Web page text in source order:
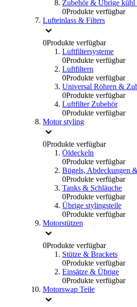
Zubehör & Übrige kühl
0Produkte verfügbar
Lufteinlass & Filters
0Produkte verfügbar
Luftfiltersysteme
0Produkte verfügbar
Luftfiltern
0Produkte verfügbar
Universal Röhren &
0Produkte verfügbar
Luftfilter Zubehör
0Produkte verfügbar
Motor styling
0Produkte verfügbar
Öldeckeln
0Produkte verfügbar
Bügels, Abdeckungen
0Produkte verfügbar
Tanks & Schläuche
0Produkte verfügbar
Übrige stylingsteile
0Produkte verfügbar
Motorstützen
0Produkte verfügbar
Stütze & Brackets
0Produkte verfügbar
Einsätze & Übrige
0Produkte verfügbar
Motorswap Teile